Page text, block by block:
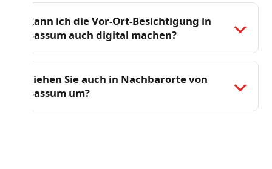
Kann ich die Vor-Ort-Besichtigung in
Bassum auch digital machen?
Ziehen Sie auch in Nachbarorte von
Bassum um?